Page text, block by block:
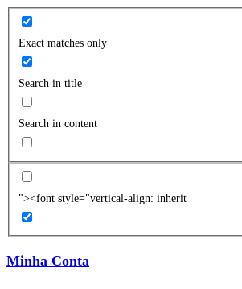
Exact matches only
Search in title
Search in content
"><font style="vertical-align: inherit
Minha Conta